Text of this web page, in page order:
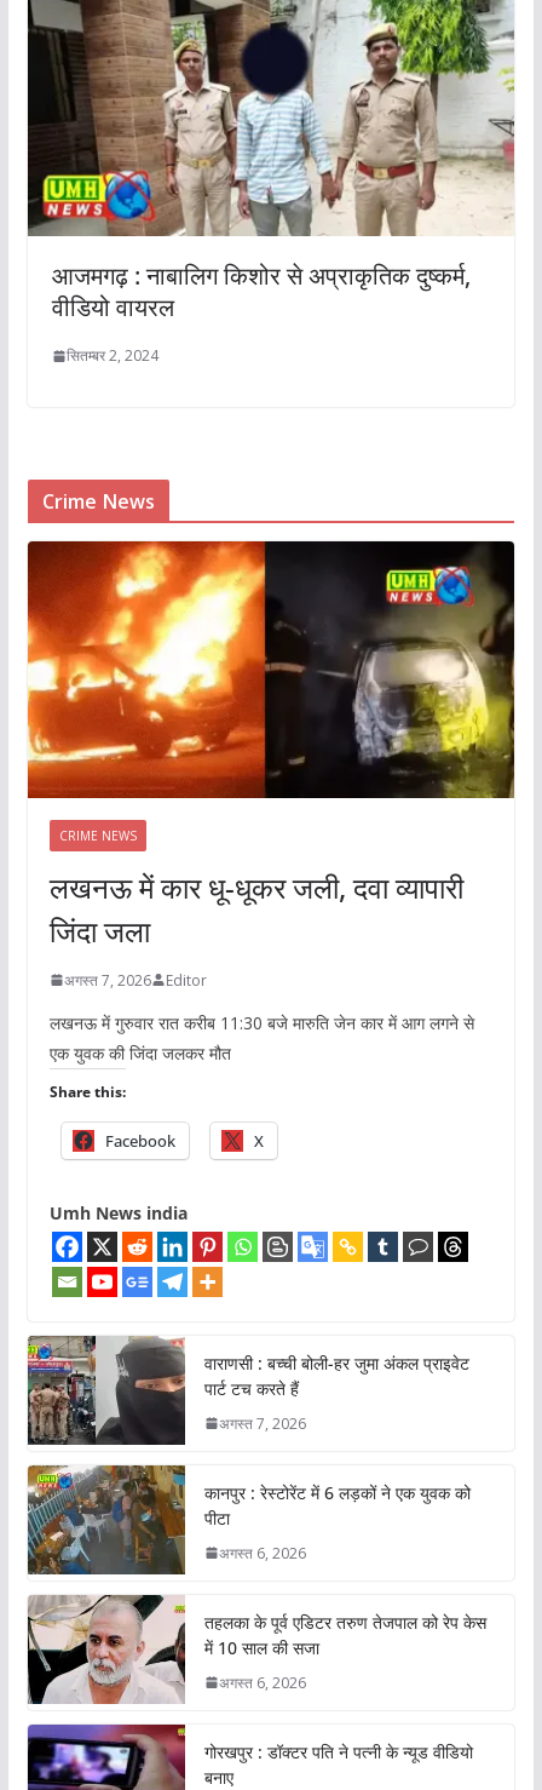
आजमगढ़ : नाबालिग किशोर से अप्राकृतिक दुष्कर्म,
वीडियो वायरल
सितम्बर 2, 2024
Crime News
CRIME NEWS
लखनऊ में कार धू-धूकर जली, दवा व्यापारी
जिंदा जला
अगस्त 7, 2026 Editor
लखनऊ में गुरुवार रात करीब 11:30 बजे मारुति जेन कार में आग लगने से
एक युवक की जिंदा जलकर मौत
Share this:
Facebook X
Umh News india
वाराणसी : बच्ची बोली-हर जुमा अंकल प्राइवेट
पार्ट टच करते हैं
अगस्त 7, 2026
कानपुर : रेस्टोरेंट में 6 लड़कों ने एक युवक को
पीटा
अगस्त 6, 2026
तहलका के पूर्व एडिटर तरुण तेजपाल को रेप केस
में 10 साल की सजा
अगस्त 6, 2026
गोरखपुर : डॉक्टर पति ने पत्नी के न्यूड वीडियो
बनाए